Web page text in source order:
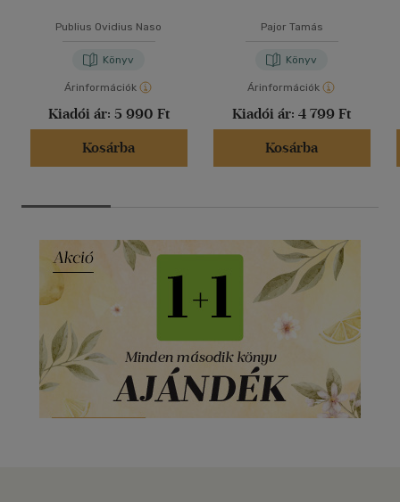
Publius Ovidius Naso
Könyv
Árinformációk
Kiadói ár: 5 990 Ft
Kosárba
Pajor Tamás
Könyv
Árinformációk
Kiadói ár: 4 799 Ft
Kosárba